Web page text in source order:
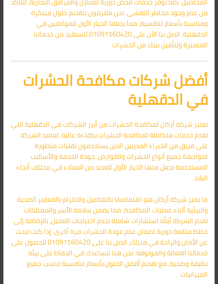
من عدم وجود مخاطر التفشي. نحن ملتزمون بتقديم حلول مبتكرة
ومناسبة بأسعار تنافسية، مما يجعلنا الخيار الأول للمواطنين في
الدقهلية. اتصل بنا الآن على 01091560420 لتستفيد من خدماتنا
المتميزة ولتأمين بيتك من الحشرات.
أفضل شركات مكافحة الحشرات
في الدقهلية
تعتبر شركة أركان لمكافحة الحشرات من أبرز الشركات في الدقهلية التي
تقدم خدمات متكاملة لمكافحة الحشرات بكفاءة عالية. تعتمد الشركة
على فريق من الخبراء المدربين الذين يستخدمون تقنيات متطورة
لمواجهة جميع أنواع الحشرات والقوارض. جودة الخدمة والأساليب
المستخدمة تجعل منها الخيار الأول للعديد من العملاء في مختلف أنحاء
البلاد.
ما يميز شركة أركان هو اهتمامها بالتفاصيل والالتزام بالمعايير الصحية
والبيئية أثناء عمليات المكافحة، مما يضمن سلامة الأسر والممتلكات.
تقدم الشركة أيضًا استشارات شاملة تخدم احتياجات العميل، بالإضافة إلى
خطط متابعة دورية لضمان عدم عودة الحشرات مرة أخرى. إذا كنت تبحث
عن الأمان والراحة في منزلك، اتصل بنا على 01091560420 للحصول على
خدماتنا الفعالة والموثوقة. نحن هنا لنساعدك في الحفاظ على بيئة
نظيفة وصحية، مع تقديم أفضل الحلول بأسعار تنافسية تناسب جميع
الميزانيات.